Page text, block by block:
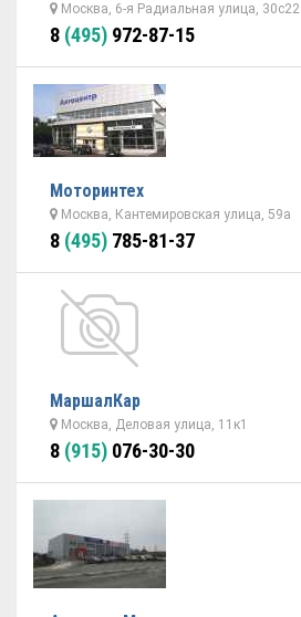
Москва, 6-я Радиальная улица, 30с22
8 (495) 972-87-15
Моторинтех
Москва, Кантемировская улица, 59а
8 (495) 785-81-37
МаршалКар
Москва, Деловая улица, 11к1
8 (915) 076-30-30